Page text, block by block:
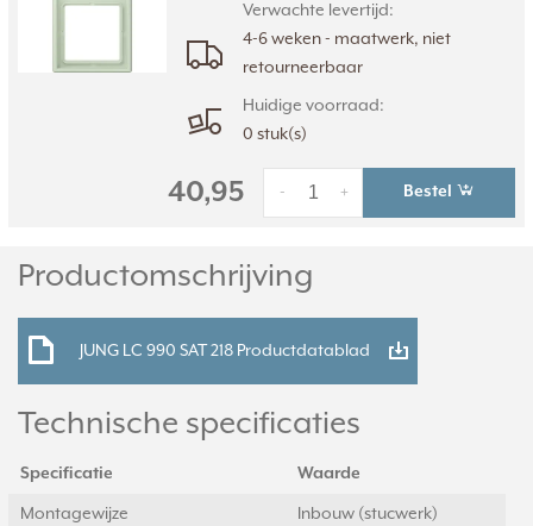
Verwachte levertijd:
4-6 weken - maatwerk, niet
retourneerbaar
Huidige voorraad:
0 stuk(s)
40,95 +
- Bestel
Productomschrijving
JUNG LC 990 SAT 218 Productdatablad
Technische specificaties
Specificatie Waarde
Montagewijze Inbouw (stucwerk)